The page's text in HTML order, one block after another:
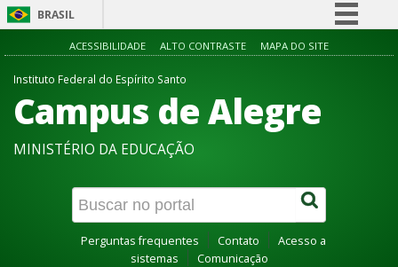
BRASIL
Simplifique!
Acesso à informação
Canais
ACESSIBILIDADE ALTO CONTRASTE MAPA DO SITE
Instituto Federal do Espírito Santo
Campus de Alegre
MINISTÉRIO DA EDUCAÇÃO
Perguntas frequentes Contato
Acesso a
sistemas
Comunicação